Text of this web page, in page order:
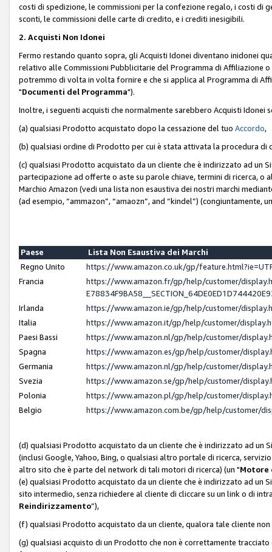
costi di spedizione, le commissioni per la confezione regalo, i costi di
sconti, le commissioni delle carte di credito, e i crediti inesigibili.
2. Acquisti Non Idonei
Fermo restando quanto sopra, gli Acquisti Idonei diventano inidonei
relativo alle Commissioni Pubblicitarie del Programma di Affiliazione
potremmo di volta in volta fornire e che si applica al Programma di
"Documenti del Programma").
Inoltre, i seguenti acquisti che normalmente sarebbero Acquisti
(a) qualsiasi Prodotto acquistato dopo la cessazione del tuo Accordo,
(b) qualsiasi ordine di Prodotto per cui è stata attivata la procedura di
(c) qualsiasi Prodotto acquistato da un cliente che è indirizzato ad un
partecipazione ad offerte o aste su parole chiave, termini di ricerca,
Marchio Amazon (vedi una lista non esaustiva dei nostri marchi
(ad esempio, “ammazon”, “amaozn”, and “kindel”) (congiuntamente,
Paese
Lista Non Esaustiva dei Marchi
Regno Unito
https://www.amazon.co.uk/gp/
Francia
https://www.amazon.fr/gp/help/customer/
Irlanda
https://www.amazon.ie/gp/help/customer/
Italia
https://www.amazon.it/gp/help/customer/
Paesi Bassi
https://www.amazon.nl/gp/help/customer/
Spagna
https://www.amazon.es/gp/help/customer/
Germania
https://www.amazon.nl/gp/help/customer/
Svezia
https://www.amazon.se/gp/help/customer/
Polonia
https://www.amazon.pl/gp/help/customer/
Belgio
https://www.amazon.com.be/gp/help/customer/
(d) qualsiasi Prodotto acquistato da un cliente che è indirizzato ad un
(inclusi Google, Yahoo, Bing, o qualsiasi altro portale di ricerca,
altro sito che è parte del network di tali motori di ricerca) (un "Motore
(e) qualsiasi Prodotto acquistato da un cliente che è indirizzato ad un
sito intermedio, senza richiedere al cliente di cliccare su un link o di
Reindirizzamento”),
(f) qualsiasi Prodotto acquistato da un cliente, qualora tale cliente
(g) qualsiasi acquisto di un Prodotto che non è correttamente